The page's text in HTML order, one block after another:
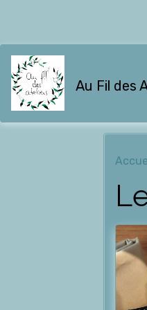
Au Fil des